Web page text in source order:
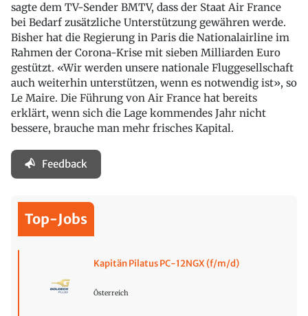
sagte dem TV-Sender BMTV, dass der Staat Air France
bei Bedarf zusätzliche Unterstützung gewähren werde.
Bisher hat die Regierung in Paris die Nationalairline im
Rahmen der Corona-Krise mit sieben Milliarden Euro
gestützt. «Wir werden unsere nationale Fluggesellschaft
auch weiterhin unterstützen, wenn es notwendig ist», so
Le Maire. Die Führung von Air France hat bereits
erklärt, wenn sich die Lage kommendes Jahr nicht
bessere, brauche man mehr frisches Kapital.
Feedback
Top-Jobs
Kapitän Pilatus PC-12NGX (f/m/d)
Österreich